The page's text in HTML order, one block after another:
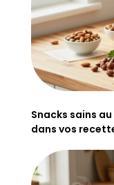
Snacks sains
dans vos